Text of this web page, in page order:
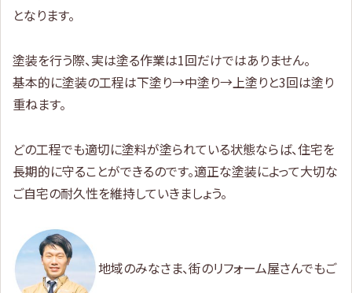
となります。
塗装を行う際、実は塗る作業は1回だけではありません。
基本的に塗装の工程は下塗り→中塗り→上塗りと3回は塗り
重ねます。
どの工程でも適切に塗料が塗られている状態ならば、住宅を
長期的に守ることができるのです。適正な塗装によって大切な
ご自宅の耐久性を維持していきましょう。
地域のみなさま、街のリフォーム屋さんでもご